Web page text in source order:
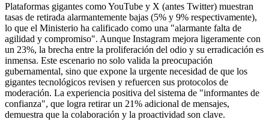
Plataformas gigantes como YouTube y X (antes Twitter) muestran
tasas de retirada alarmantemente bajas (5% y 9% respectivamente),
lo que el Ministerio ha calificado como una "alarmante falta de
agilidad y compromiso". Aunque Instagram mejora ligeramente con
un 23%, la brecha entre la proliferación del odio y su erradicación es
inmensa. Este escenario no solo valida la preocupación
gubernamental, sino que expone la urgente necesidad de que los
gigantes tecnológicos revisen y refuercen sus protocolos de
moderación. La experiencia positiva del sistema de "informantes de
confianza", que logra retirar un 21% adicional de mensajes,
demuestra que la colaboración y la proactividad son clave.